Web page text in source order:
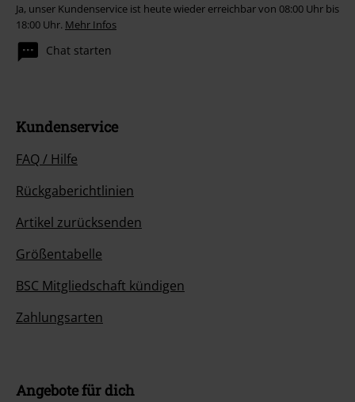
Ja, unser Kundenservice ist heute wieder erreichbar von 08:00 Uhr bis
18:00 Uhr. Mehr Infos
Chat starten
Kundenservice
FAQ / Hilfe
Rückgaberichtlinien
Artikel zurücksenden
Größentabelle
BSC Mitgliedschaft kündigen
Zahlungsarten
Angebote für dich